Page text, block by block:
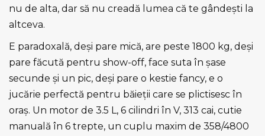
nu de alta, dar să nu creadă lumea că te gândeşti la
altceva.
E paradoxală, deşi pare mică, are peste 1800 kg, deşi
pare făcută pentru show-off, face suta în şase
secunde şi un pic, deşi pare o kestie fancy, e o
jucărie perfectă pentru băieţii care se plictisesc în
oraş. Un motor de 3.5 L, 6 cilindri în V, 313 cai, cutie
manuală în 6 trepte, un cuplu maxim de 358/4800